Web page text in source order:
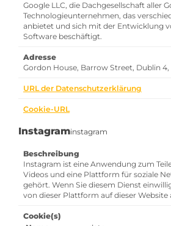
Google LLC, die Dachgesellschaft aller
Technologieunternehmen, das
anbietet und sich mit der Entwicklung
Software beschäftigt.
Adresse
Gordon House, Barrow Street, Dublin 4,
URL der Datenschutzerklärung
Cookie-URL
Instagraminstagram
Beschreibung
Instagram ist eine Anwendung zum
Videos und eine Plattform für soziale
gehört. Wenn Sie diesem Dienst
von dieser Plattform auf dieser Website
Cookie(s)